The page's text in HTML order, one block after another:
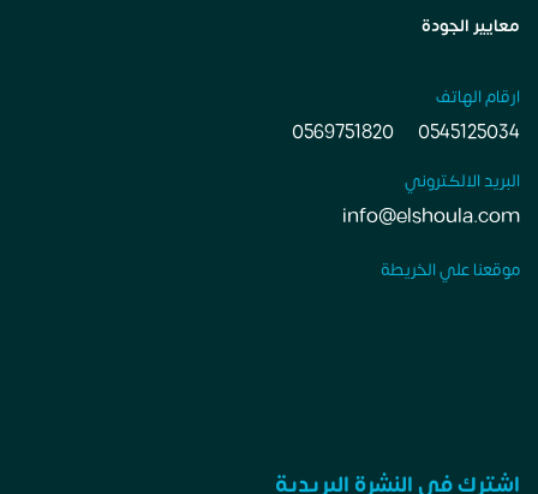
معايير الجودة
ارقام الهاتف
0545125034
0569751820
البريد الالكتروني
info@elshoula.com
موقعنا علي الخريطة
اشترك في النشرة البريدية